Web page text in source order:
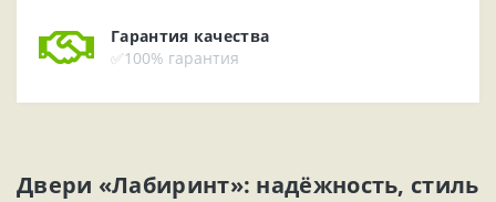
Гарантия качества
✅100% гарантия
Двери «Лабиринт»: надёжность, стиль